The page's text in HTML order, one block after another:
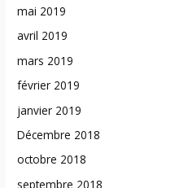
mai 2019
avril 2019
mars 2019
février 2019
janvier 2019
Décembre 2018
octobre 2018
septembre 2018